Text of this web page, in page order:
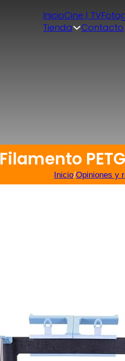
InicioCine | TV
Tienda
Contacto
Filamento
Inicio/Opiniones y